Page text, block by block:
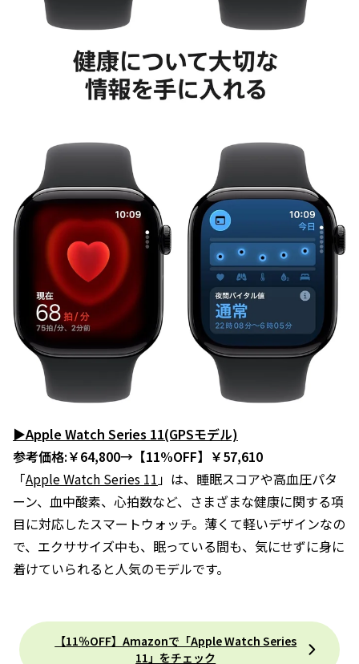
▶Apple Watch Series 11(GPSモデル)
参考価格:￥64,800→【11%OFF】￥57,610
「Apple Watch Series 11」は、睡眠スコアや高血圧パタ
ーン、血中酸素、心拍数など、さまざまな健康に関する項
目に対応したスマートウォッチ。薄くて軽いデザインなの
で、エクササイズ中も、眠っている間も、気にせずに身に
着けていられると人気のモデルです。
【11％OFF】Amazonで「Apple Watch Series
11」をチェック